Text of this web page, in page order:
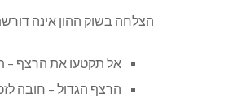
הצלחה בשוק ההון אינה
אל תקטעו את הרצף –
הרצף הגדול – חובה